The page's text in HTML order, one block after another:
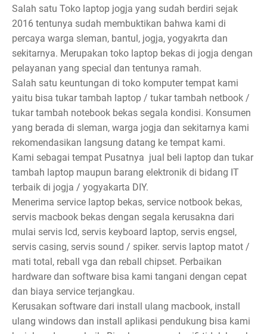
Salah satu Toko laptop jogja yang sudah berdiri sejak
2016 tentunya sudah membuktikan bahwa kami di
percaya warga sleman, bantul, jogja, yogyakrta dan
sekitarnya. Merupakan toko laptop bekas di jogja dengan
pelayanan yang special dan tentunya ramah.
Salah satu keuntungan di toko komputer tempat kami
yaitu bisa tukar tambah laptop / tukar tambah netbook /
tukar tambah notebook bekas segala kondisi. Konsumen
yang berada di sleman, warga jogja dan sekitarnya kami
rekomendasikan langsung datang ke tempat kami.
Kami sebagai tempat Pusatnya jual beli laptop dan tukar
tambah laptop maupun barang elektronik di bidang IT
terbaik di jogja / yogyakarta DIY.
Menerima service laptop bekas, service notbook bekas,
servis macbook bekas dengan segala kerusakna dari
mulai servis lcd, servis keyboard laptop, servis engsel,
servis casing, servis sound / spiker. servis laptop matot /
mati total, reball vga dan reball chipset. Perbaikan
hardware dan software bisa kami tangani dengan cepat
dan biaya service terjangkau.
Kerusakan software dari install ulang macbook, install
ulang windows dan install aplikasi pendukung bisa kami